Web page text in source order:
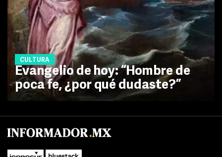
CULTURA
Evangelio de hoy: “Hombre de
poca fe, ¿por qué dudaste?”